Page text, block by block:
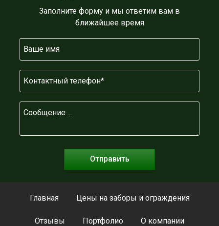
Заполните форму и мы ответим вам в
ближайшее время
Главная Цены на заборы и ограждения
Отзывы Портфолио О компании